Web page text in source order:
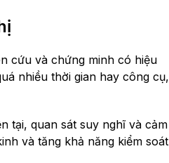
cứu và chứng minh có hiệu
nhiều thời gian hay công cụ,
tại, quan sát suy nghĩ và cảm
và tăng khả năng kiểm soát